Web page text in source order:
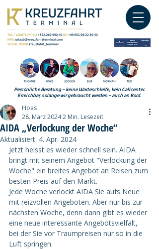
Persönliche Beratung – keine Warteschleife, kein Callcenter.
Erreichbar, solange wir gebraucht werden – auch an Bord.
AIDA „Verlockung der Woche“
Hoas
28. März 20242 Min. Lesezeit
Aktualisiert: 4. Apr. 2024
Jetzt heisst es wieder schnell sein. AIDA
bringt mit seinem Angebot "Verlockung der
Woche" ein breites Angebot an Reisen zum
besten Preis auf den Markt.
Jede Woche verlockt AIDA Sie aufs Neue
mit reizvollen Angeboten. Aber nur bis zur
nächsten Woche, denn dann gibt es wieder
eine neue interessante Angebotsvielfalt,
bei der Sie vor Traumpreisen nur so in die
Luft springen.